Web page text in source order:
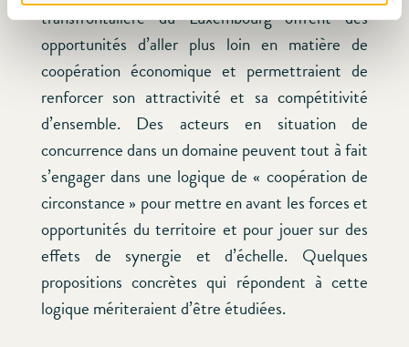
transfrontalière du Luxembourg offrent des
opportunités d’aller plus loin en matière de
coopération économique et permettraient de
renforcer son attractivité et sa compétitivité
d’ensemble. Des acteurs en situation de
concurrence dans un domaine peuvent tout à fait
s’engager dans une logique de « coopération de
circonstance » pour mettre en avant les forces et
opportunités du territoire et pour jouer sur des
effets de synergie et d’échelle. Quelques
propositions concrètes qui répondent à cette
logique mériteraient d’être étudiées.